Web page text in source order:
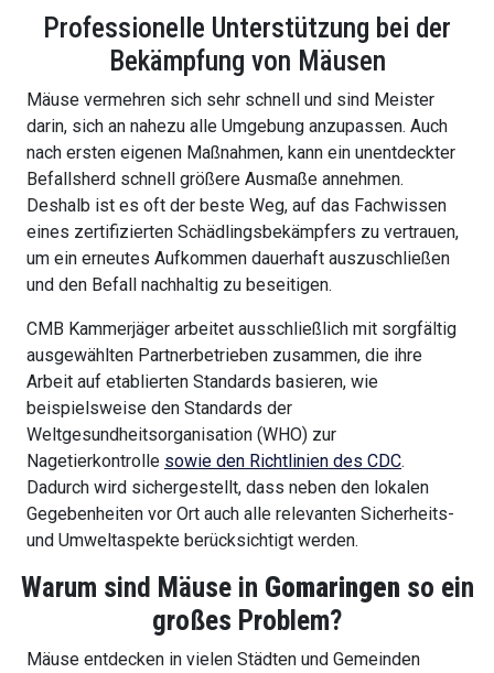
Professionelle Unterstützung bei der
Bekämpfung von Mäusen
Mäuse vermehren sich sehr schnell und sind Meister
darin, sich an nahezu alle Umgebung anzupassen. Auch
nach ersten eigenen Maßnahmen, kann ein unentdeckter
Befallsherd schnell größere Ausmaße annehmen.
Deshalb ist es oft der beste Weg, auf das Fachwissen
eines zertifizierten Schädlingsbekämpfers zu vertrauen,
um ein erneutes Aufkommen dauerhaft auszuschließen
und den Befall nachhaltig zu beseitigen.
CMB Kammerjäger arbeitet ausschließlich mit sorgfältig
ausgewählten Partnerbetrieben zusammen, die ihre
Arbeit auf etablierten Standards basieren, wie
beispielsweise den Standards der
Weltgesundheitsorganisation (WHO) zur
Nagetierkontrolle sowie den Richtlinien des CDC.
Dadurch wird sichergestellt, dass neben den lokalen
Gegebenheiten vor Ort auch alle relevanten Sicherheits-
und Umweltaspekte berücksichtigt werden.
Warum sind Mäuse in Gomaringen so ein
großes Problem?
Mäuse entdecken in vielen Städten und Gemeinden